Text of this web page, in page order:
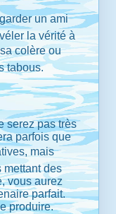
un ami
la vérité à
colère ou
tabous.
serez pas très
parfois que
mais
mettant des
vous aurez
parfait.
produire.